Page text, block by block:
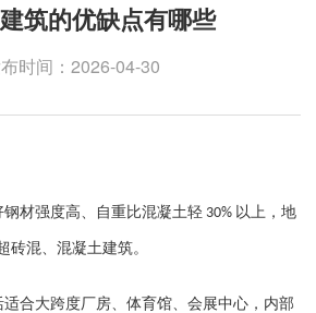
筑的优缺点有哪些
时间：2026-04-30
钢材强度高、自重比混凝土轻 30% 以上，地
砖混、混凝土建筑。
适合大跨度厂房、体育馆、会展中心，内部